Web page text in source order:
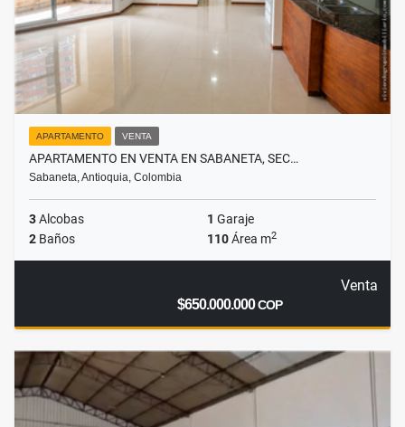
APARTAMENTO VENTA
APARTAMENTO EN VENTA EN SABANETA, SEC…
Sabaneta, Antioquia, Colombia
3Alcobas 1 Garaje
2 Baños 110Área m2
Venta
$650.000.000COP